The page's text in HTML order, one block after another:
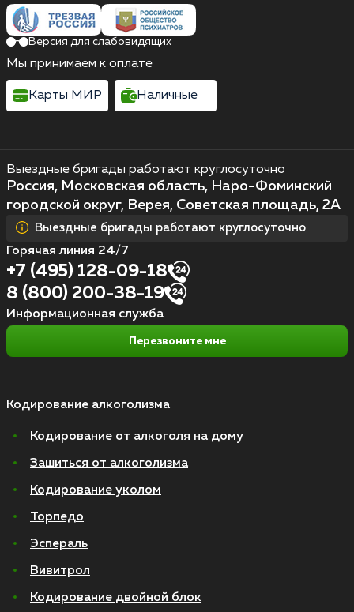
Кодирование алкоголизма
Кодирование от алкоголя на дому
Зашиться от алкоголизма
Кодирование уколом
Торпедо
Эспераль
Вивитрол
Кодирование двойной блок
Выездные бригады работают круглосуточно
Россия, Московская область, Наро-Фоминский
городской округ, Верея, Советская площадь, 2А
Выездные бригады работают круглосуточно
Горячая линия 24/7
+7 (495) 128-09-18
8 (800) 200-38-19
Информационная служба
Перезвоните мне
Версия для слабовидящих
Мы принимаем к оплате
Карты МИР Наличные